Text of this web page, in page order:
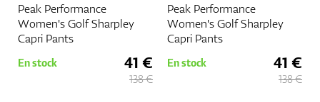
Peak Performance
Women's Golf Sharpley
Capri Pants
En stock 41 €
138 €
Peak Performance
Women's Golf Sharpley
Capri Pants
En stock 41 €
138 €